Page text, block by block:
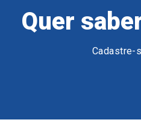
Quer
Cadastre-